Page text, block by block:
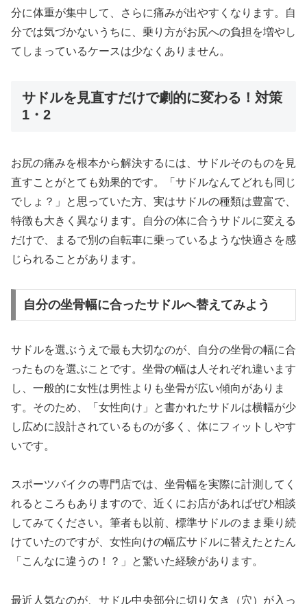
分に体重が集中して、さらに痛みが出やすくなります。自
分では気づかないうちに、乗り方がお尻への負担を増やし
てしまっているケースは少なくありません。
サドルを見直すだけで劇的に変わる！対策
1・2
お尻の痛みを根本から解決するには、サドルそのものを見
直すことがとても効果的です。「サドルなんてどれも同じ
でしょ？」と思っていた方、実はサドルの種類は豊富で、
特徴も大きく異なります。自分の体に合うサドルに変える
だけで、まるで別の自転車に乗っているような快適さを感
じられることがあります。
自分の坐骨幅に合ったサドルへ替えてみよう
サドルを選ぶうえで最も大切なのが、自分の坐骨の幅に合
ったものを選ぶことです。坐骨の幅は人それぞれ違います
し、一般的に女性は男性よりも坐骨が広い傾向がありま
す。そのため、「女性向け」と書かれたサドルは横幅が少
し広めに設計されているものが多く、体にフィットしやす
いです。
スポーツバイクの専門店では、坐骨幅を実際に計測してく
れるところもありますので、近くにお店があればぜひ相談
してみてください。筆者も以前、標準サドルのまま乗り続
けていたのですが、女性向けの幅広サドルに替えたとたん
「こんなに違うの！？」と驚いた経験があります。
最近人気なのが、サドル中央部分に切り欠き（穴）が入っ